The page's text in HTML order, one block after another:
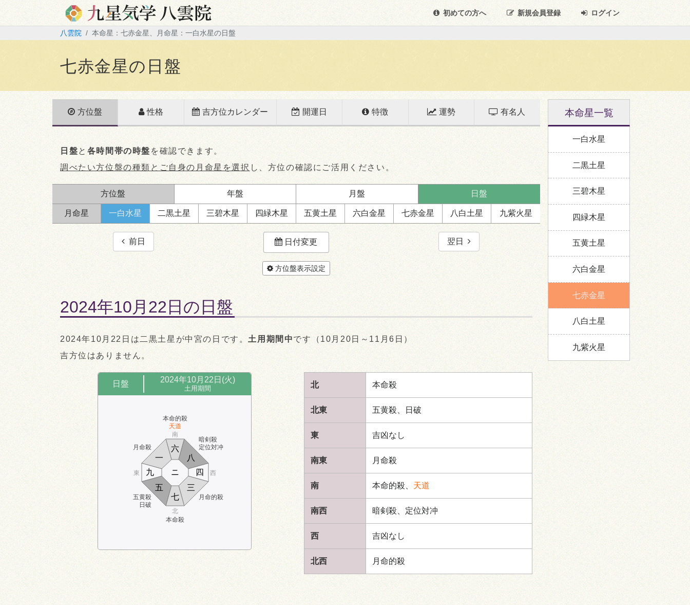
初めての方へ 新規会員登録 ログイン
八雲院 本命星：七赤金星、月命星：一白水星の日盤
七赤金星の日盤
方位盤 性格 吉方位カレンダー 開運日 特徴 運勢 有名人
日盤と 各時間帯の時盤 を確認できます。
調べたい方位盤の種類とご自身の月命星を選択 し、方位の確認にご活用ください。
方位盤 年盤 月盤 日盤
月命星 一白水星 二黒土星 三碧木星 四緑木星 五黄土星 六白金星 七赤金星 八白土星 九紫火星
前日 日付変更 翌日
方位盤表示設定
2024年10月22日の日盤
2024年10月22日は二黒土星が中宮の日です。 土用期間中です（10月20日～11月6日）
吉方位はありません。
日盤 2024年10月22日(火)
土用期間
月命殺
本命的殺
天道
暗剣殺
定位対冲
五黄殺
日破
本命殺
月命的殺
南
北
東 西
七
八
九
一
ニ
三
四
五
六
北 本命殺
北東 五黄殺、日破
東 吉凶なし
南東 月命殺
南 本命的殺、 天道
南西 暗剣殺、定位対冲
西 吉凶なし
北西 月命的殺
本命星一覧
一白水星
二黒土星
三碧木星
四緑木星
五黄土星
六白金星
七赤金星
八白土星
九紫火星